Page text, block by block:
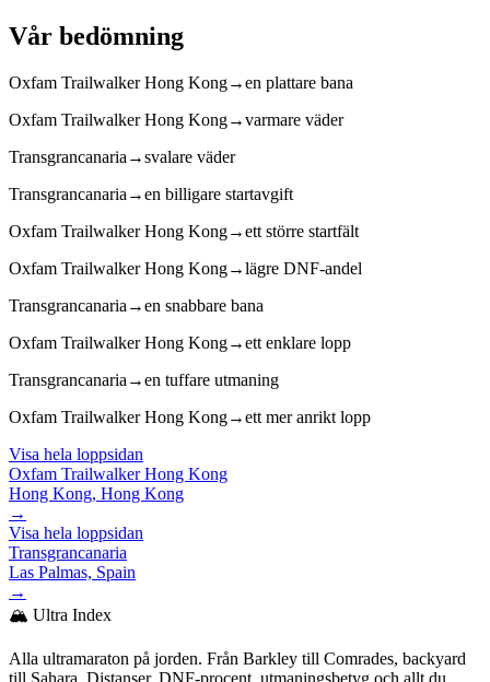
Vår bedömning
Oxfam Trailwalker Hong Kong→en plattare bana
Oxfam Trailwalker Hong Kong→varmare väder
Transgrancanaria →svalare väder
Transgrancanaria →en billigare startavgift
Oxfam Trailwalker Hong Kong→ett större startfält
Oxfam Trailwalker Hong Kong→lägre DNF-andel
Transgrancanaria →en snabbare bana
Oxfam Trailwalker Hong Kong→ett enklare lopp
Transgrancanaria →en tuffare utmaning
Oxfam Trailwalker Hong Kong→ett mer anrikt lopp
Visa hela loppsidan
Oxfam Trailwalker Hong Kong
Hong Kong, Hong Kong
→
Visa hela loppsidan
Transgrancanaria
Las Palmas, Spain
→
🏔️ Ultra Index
Alla ultramaraton på jorden. Från Barkley till Comrades, backyard
till Sahara. Distanser, DNF-procent, utmaningsbetyg och allt du